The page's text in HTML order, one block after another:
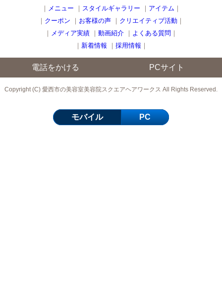
｜ メニュー ｜ スタイルギャラリー ｜ アイテム ｜
｜ クーポン ｜ お客様の声 ｜ クリエイティブ活動 ｜
｜ メディア実績 ｜ 動画紹介 ｜ よくある質問 ｜
｜ 新着情報 ｜ 採用情報 ｜
電話をかける PCサイト
Copyright (C) 愛西市の美容室美容院スクエアヘアワークス All Rights Reserved.
モバイル PC